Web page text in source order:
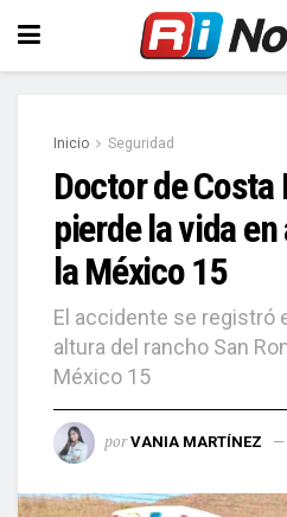
Inicio Seguridad
Doctor de Costa
pierde la vida
la México 15
El accidente se registró
altura del rancho San
México 15
por VANIA MARTÍNEZ